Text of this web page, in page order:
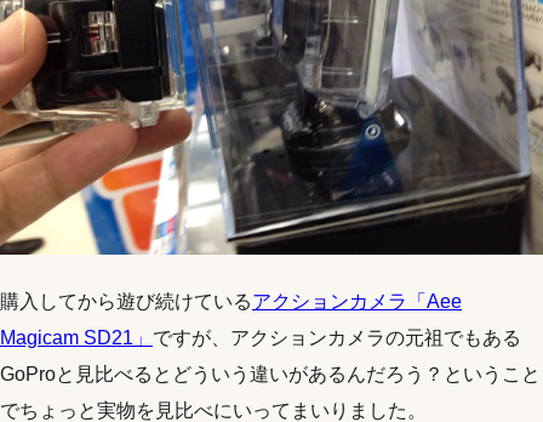
購入してから遊び続けているアクションカメラ「Aee
Magicam SD21」 ですが、アクションカメラの元祖でもある
GoProと見比べるとどういう違いがあるんだろう？ということ
でちょっと実物を見比べにいってまいりました。